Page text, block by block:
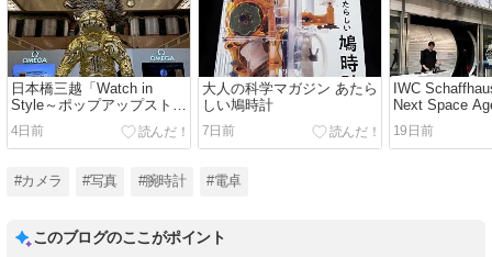
日本橋三越「Watch in
Style～ポップアップストア
＆ワークショップ」
4日前
大人の科学マガジン あたら
しい鳩時計
7日前
IWC
Next Space
19日前
#カメラ #写真 #腕時計 #電卓
このブログのここがポイント